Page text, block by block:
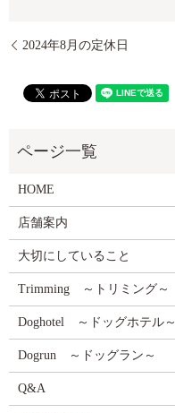
2024年8月の定休日
HOME
店舗案内
大切にしていること
Trimming ～トリミング～
Doghotel ～ドッグホテル～
Dogrun ～ドッグラン～
Q&A